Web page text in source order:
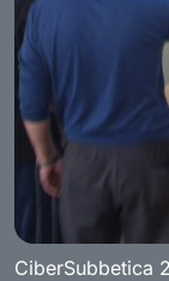
CiberSubbetica